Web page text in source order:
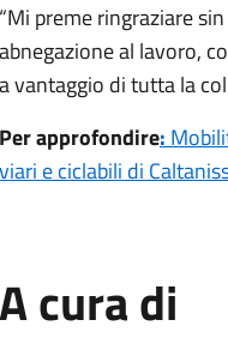
“Mi preme ringraziare
abnegazione al lavoro,
a vantaggio di tutta la
Per approfondire:
viari e ciclabili di
A cura di